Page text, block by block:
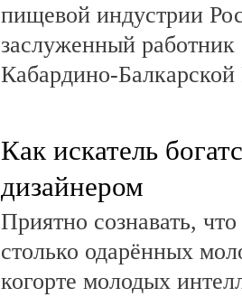
пищевой индустрии
заслуженный работник
Кабардино-
Как искатель
дизайнером
Приятно сознавать,
столько одарённых
когорте молодых